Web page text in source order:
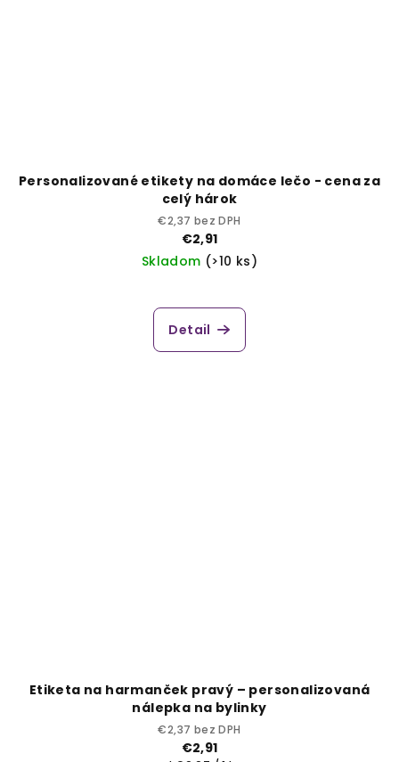
Personalizované etikety na domáce lečo - cena za
celý hárok
€2,37 bez DPH
€2,91
Skladom (>10 ks)
Detail
Etiketa na harmanček pravý – personalizovaná
nálepka na bylinky
€2,37 bez DPH
€2,91